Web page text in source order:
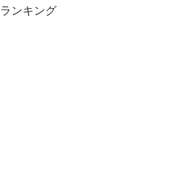
ランキング